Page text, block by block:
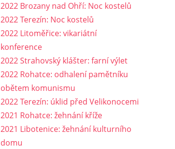
2022 Brozany nad Ohří: Noc kostelů
2022 Terezín: Noc kostelů
2022 Litoměřice: vikariátní
konference
2022 Strahovský klášter: farní výlet
2022 Rohatce: odhalení pamětníku
obětem komunismu
2022 Terezín: úklid před Velikonocemi
2021 Rohatce: žehnání kříže
2021 Libotenice: žehnání kulturního
domu